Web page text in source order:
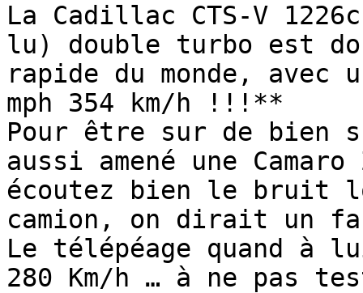
La Cadillac CTS-V
lu) double turbo est
rapide du monde, avec
mph 354 km/h !!!**
Pour être sur de bien
aussi amené une
écoutez bien le bruit
camion, on dirait un
Le télépéage quand à
280 Km/h … à ne pas